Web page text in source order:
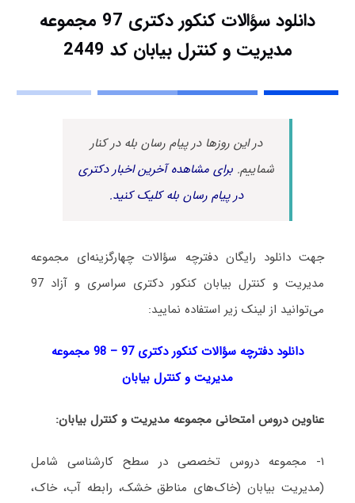
دانلود سؤالات کنکور دکتری 97 مجموعه
مدیریت و کنترل بیابان کد 2449
در این روزها در پیام رسان بله در کنار
شماییم.برای مشاهده آخرین اخبار دکتری
در پیام رسان بله کلیک کنید.
جهت دانلود رایگان دفترچه سؤالات چهارگزینه‌ای مجموعه
مدیریت و کنترل بیابان کنکور دکتری سراسری و آزاد 97
می‌توانید از لینک زیر استفاده نمایید:
دانلود دفترچه سؤالات کنکور دکتری 97 – 98 مجموعه
مدیریت و کنترل بیابان
عناوین دروس امتحانی مجموعه مدیریت و کنترل بیابان:
۱- مجموعه دروس تخصصی در سطح کارشناسی شامل
(مدیریت بیابان (خاک‌های مناطق خشک، رابطه آب، خاک،